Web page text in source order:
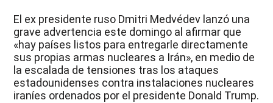
El ex presidente ruso Dmitri Medvédev lanzó una
grave advertencia este domingo al afirmar que
«hay países listos para entregarle directamente
sus propias armas nucleares a Irán», en medio de
la escalada de tensiones tras los ataques
estadounidenses contra instalaciones nucleares
iraníes ordenados por el presidente Donald Trump.